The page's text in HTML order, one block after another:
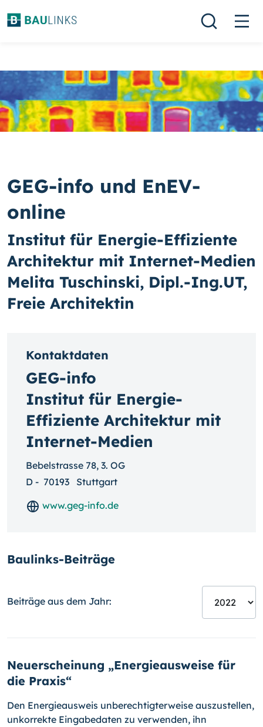
GEG-info und EnEV-
online
Institut für Energie-Effiziente
Architektur mit Internet-Medien
Melita Tuschinski, Dipl.-Ing.UT,
Freie Architektin
Kontaktdaten
GEG-info
Institut für Energie-
Effiziente Architektur mit
Internet-Medien
Bebelstrasse 78, 3. OG
D - 70193
Stuttgart
www.geg-info.de
Baulinks-Beiträge
Beiträge aus dem Jahr:
Neuerscheinung „Energieausweise für
die Praxis“
Den Energieausweis unberechtigterweise auszustellen,
unkorrekte Ein­ga­be­daten zu verwenden, ihn